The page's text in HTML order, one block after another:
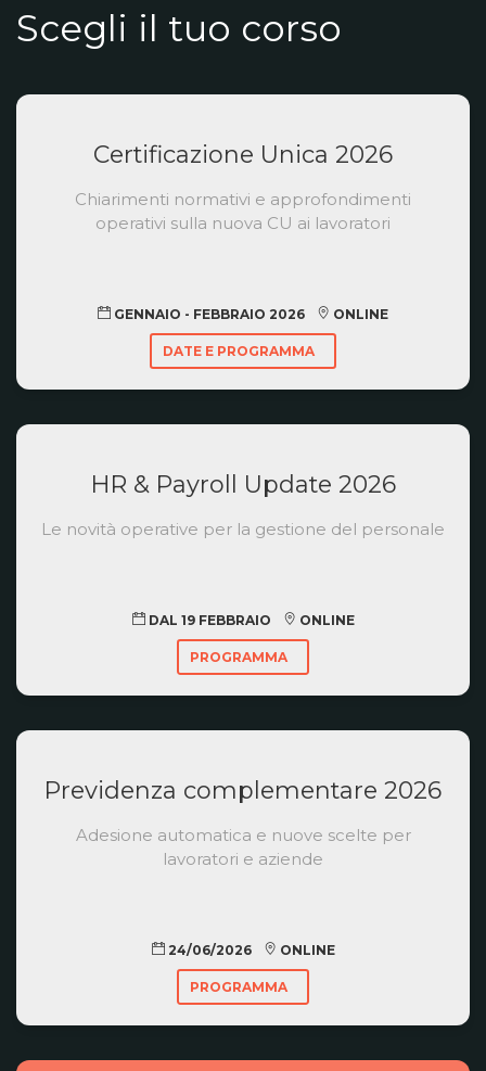
Scegli il tuo corso
Certificazione Unica 2026
Chiarimenti normativi e approfondimenti
operativi sulla nuova CU ai lavoratori
GENNAIO - FEBBRAIO 2026 ONLINE
DATE E PROGRAMMA
HR & Payroll Update 2026
Le novità operative per la gestione del personale
DAL 19 FEBBRAIO ONLINE
PROGRAMMA
Previdenza complementare 2026
Adesione automatica e nuove scelte per
lavoratori e aziende
24/06/2026 ONLINE
PROGRAMMA